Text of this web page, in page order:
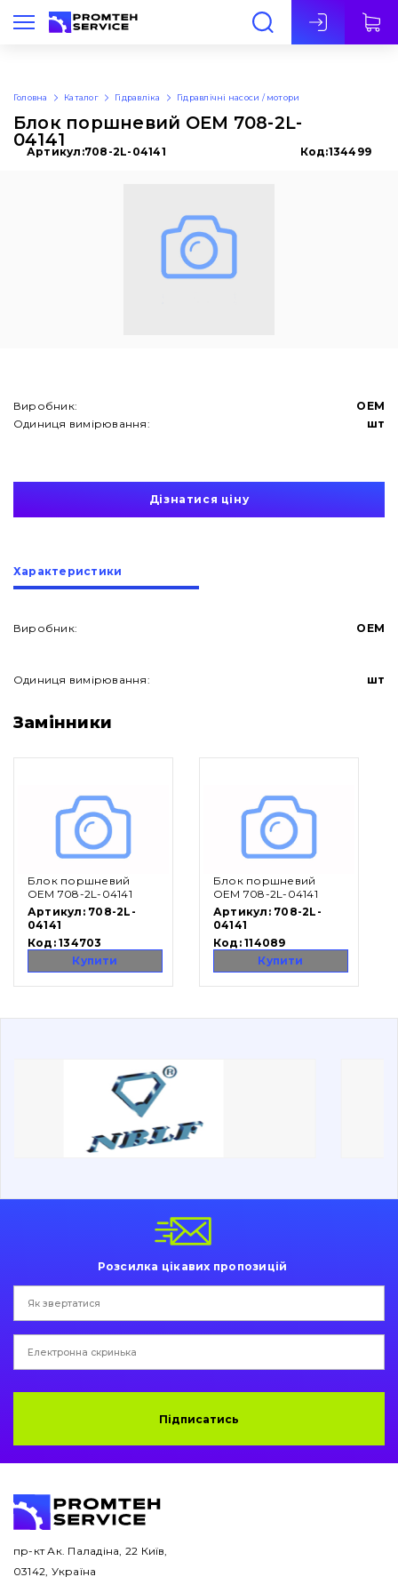
Укр
Про нас
Вакансії
Каталог
Фільтри та мастильні матеріали
Ходова частина
Ножі, ріжучі кромки
Захист (ковша, адаптера)
Трансмісія
Рама і кузов
Буровий інструмент
Електрообладнання
написати
листа
Головна Каталог Гідравліка Гідравлічні насоси / мотори
Блок поршневий OEM 708-2L-
04141
Артикул:708-2L-04141 Код:134499
Виробник:
OEM
Одиниця вимірювання:
шт
Дізнатися ціну
Характеристики
Виробник: OEM
Одиниця вимірювання: шт
Замінники
Блок поршневий
OEM 708-2L-04141
Артикул: 708-2L-
04141
Код:134703
Купити
Блок поршневий
OEM 708-2L-04141
Артикул: 708-2L-
04141
Код:114089
Купити
Розсилка цікавих пропозицій
Підписатись
пр-кт Ак. Паладіна, 22 Київ,
03142, Україна